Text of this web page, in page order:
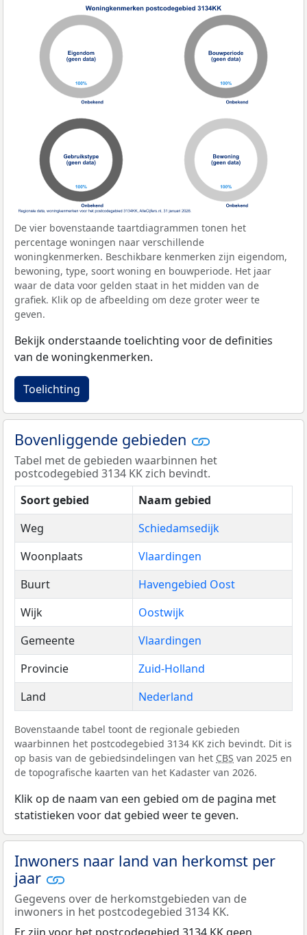
De vier bovenstaande taartdiagrammen tonen het
percentage woningen naar verschillende
woningkenmerken. Beschikbare kenmerken zijn eigendom,
bewoning, type, soort woning en bouwperiode. Het jaar
waar de data voor gelden staat in het midden van de
grafiek. Klik op de afbeelding om deze groter weer te
geven.
Bekijk onderstaande toelichting voor de definities
van de woningkenmerken.
Toelichting
Bovenliggende gebieden
Tabel met de gebieden waarbinnen het
postcodegebied 3134 KK zich bevindt.
Soort gebied
Naam gebied
Weg
Schiedamsedijk
Woonplaats
Vlaardingen
Buurt
Havengebied Oost
Wijk
Oostwijk
Gemeente
Vlaardingen
Provincie
Zuid-Holland
Land
Nederland
Bovenstaande tabel toont de regionale gebieden
waarbinnen het postcodegebied 3134 KK zich bevindt. Dit is
op basis van de gebiedsindelingen van het CBS van 2025 en
de topografische kaarten van het Kadaster van 2026.
Klik op de naam van een gebied om de pagina met
statistieken voor dat gebied weer te geven.
Inwoners naar land van herkomst per
jaar
Gegevens over de herkomstgebieden van de
inwoners in het postcodegebied 3134 KK.